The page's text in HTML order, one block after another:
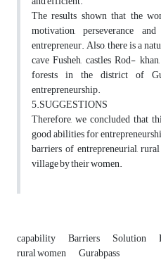
The results shown that the
motivation, perseverance
entrepreneur. Also, there is a
cave Fusheh, castles Rod-
forests in the district of
entrepreneurship.
5.SUGGESTIONS
Therefore, we concluded that
good abilities for
barriers of entrepreneurial,
village by their women.
capability Barriers Solution
rural women Gurabpass